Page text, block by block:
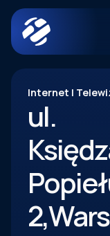
Internet |
ul.
2,